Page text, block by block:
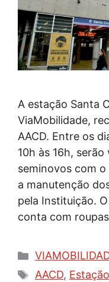
A estação Santa
ViaMobilidade,
AACD. Entre os
10h às 16h,
seminovos com
a manutenção
pela Instituição.
conta com
Categorias
Tags
AACD,